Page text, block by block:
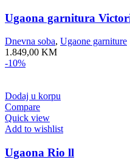
Ugaona garnitura
Dnevna soba, Ugaone garniture
1.849,00 KM
-10%
Dodaj u korpu
Compare
Quick view
Add to wishlist
Ugaona Rio ll